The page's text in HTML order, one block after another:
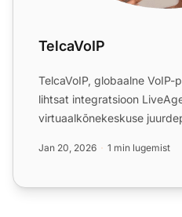
TelcaVoIP
TelcaVoIP, globaalne
lihtsat integratsioon
virtuaalkõnekeskuse
Jan 20, 2026 1 min lugemist